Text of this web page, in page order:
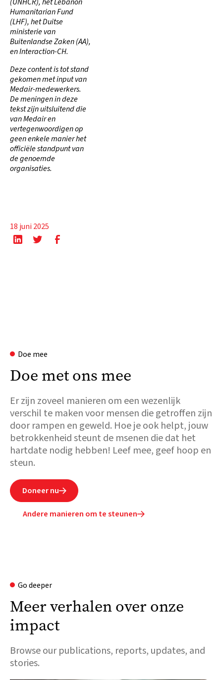
Humanitarian Fund
(LHF), het Duitse
ministerie van
Buitenlandse Zaken (AA),
en Interaction-CH.
Deze content is tot stand
gekomen met input van
Medair-medewerkers.
De meningen in deze
tekst zijn uitsluitend die
van Medair en
vertegenwoordigen op
geen enkele manier het
officiële standpunt van
de genoemde
organisaties.
18 juni 2025
Doe mee
Doe met ons mee
Er zijn zoveel manieren om een wezenlijk
verschil te maken voor mensen die getroffen zijn
door rampen en geweld. Hoe je ook helpt, jouw
betrokkenheid steunt de msenen die dat het
hartdate nodig hebben! Leef mee, geef hoop en
steun.
Doneer nu
Andere manieren om te steunen
Go deeper
Meer verhalen over onze
impact
Browse our publications, reports, updates, and
stories.